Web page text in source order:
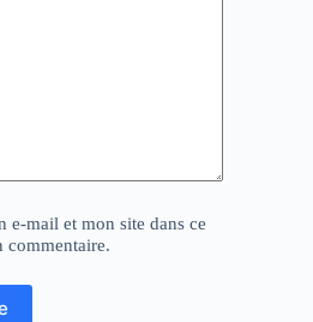
e-mail et mon site dans ce
commentaire.